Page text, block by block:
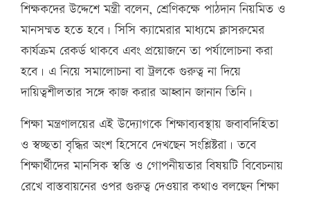
শিক্ষকদের উদ্দেশে মন্ত্রী বলেন, শ্রেণিকক্ষে পাঠদান নিয়মিত ও
মানসম্মত হতে হবে। সিসি ক্যামেরার মাধ্যমে ক্লাসরুমের
কার্যক্রম রেকর্ড থাকবে এবং প্রয়োজনে তা পর্যালোচনা করা
হবে। এ নিয়ে সমালোচনা বা ট্রলকে গুরুত্ব না দিয়ে
দায়িত্বশীলতার সঙ্গে কাজ করার আহ্বান জানান তিনি।
শিক্ষা মন্ত্রণালয়ের এই উদ্যোগকে শিক্ষাব্যবস্থায় জবাবদিহিতা
ও স্বচ্ছতা বৃদ্ধির অংশ হিসেবে দেখছেন সংশ্লিষ্টরা। তবে
শিক্ষার্থীদের মানসিক স্বস্তি ও গোপনীয়তার বিষয়টি বিবেচনায়
রেখে বাস্তবায়নের ওপর গুরুত্ব দেওয়ার কথাও বলছেন শিক্ষা